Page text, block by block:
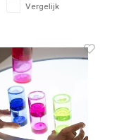
Vergelijk